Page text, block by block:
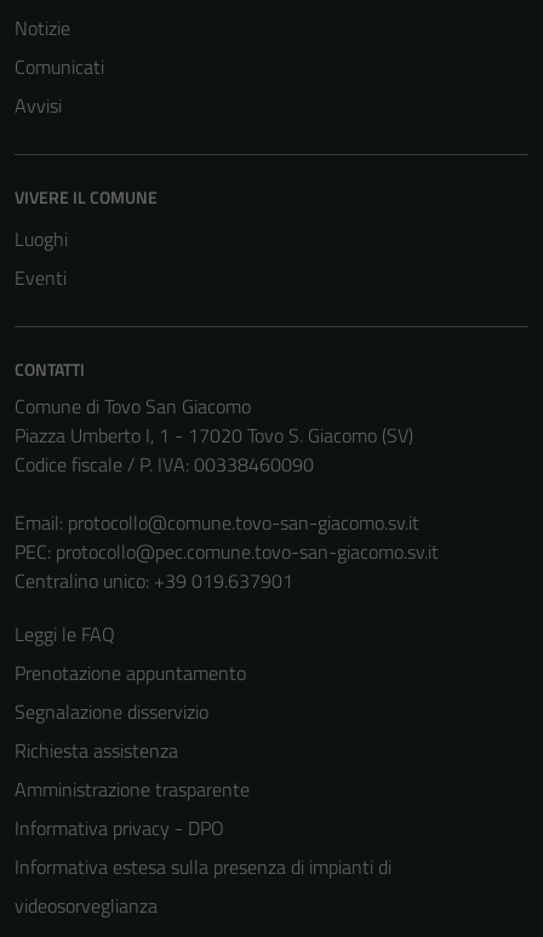
Notizie
Comunicati
Avvisi
VIVERE IL COMUNE
Luoghi
Eventi
CONTATTI
Comune di Tovo San Giacomo
Piazza Umberto I, 1 - 17020 Tovo S. Giacomo (SV)
Codice fiscale / P. IVA: 00338460090
Email: protocollo@comune.tovo-san-giacomo.sv.it
PEC: protocollo@pec.comune.tovo-san-giacomo.sv.it
Centralino unico: +39 019.637901
Leggi le FAQ
Prenotazione appuntamento
Segnalazione disservizio
Richiesta assistenza
Amministrazione trasparente
Informativa privacy - DPO
Informativa estesa sulla presenza di impianti di
videosorveglianza
sono necessari
disabilitati.
personali.